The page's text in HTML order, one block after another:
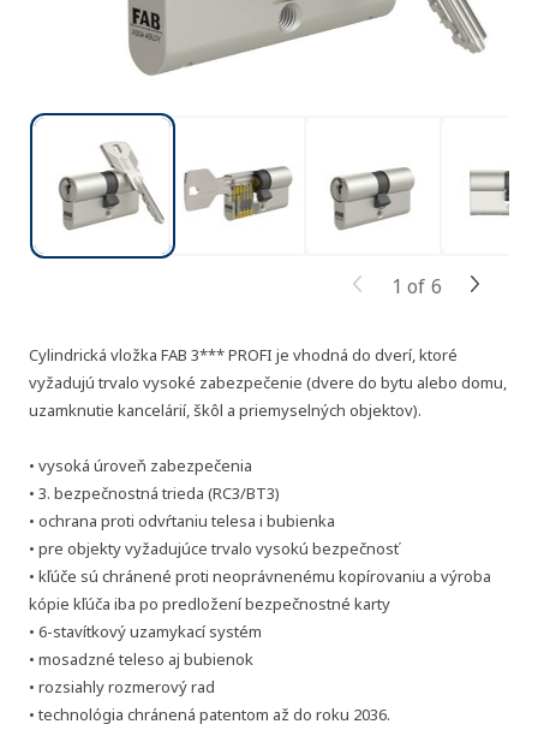
Cylindrická vložka FAB 3*** PROFI je vhodná do dverí, ktoré
vyžadujú trvalo vysoké zabezpečenie (dvere do bytu alebo domu,
uzamknutie kancelárií, škôl a priemyselných objektov).
• vysoká úroveň zabezpečenia
• 3. bezpečnostná trieda (RC3/BT3)
• ochrana proti odvŕtaniu telesa i bubienka
• pre objekty vyžadujúce trvalo vysokú bezpečnosť
• kľúče sú chránené proti neoprávnenému kopírovaniu a výroba
kópie kľúča iba po predložení bezpečnostné karty
• 6-stavítkový uzamykací systém
• mosadzné teleso aj bubienok
• rozsiahly rozmerový rad
• technológia chránená patentom až do roku 2036.
1 of 6